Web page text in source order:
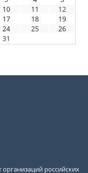
10 11
12
17 18
19
24 25
26
31
российских